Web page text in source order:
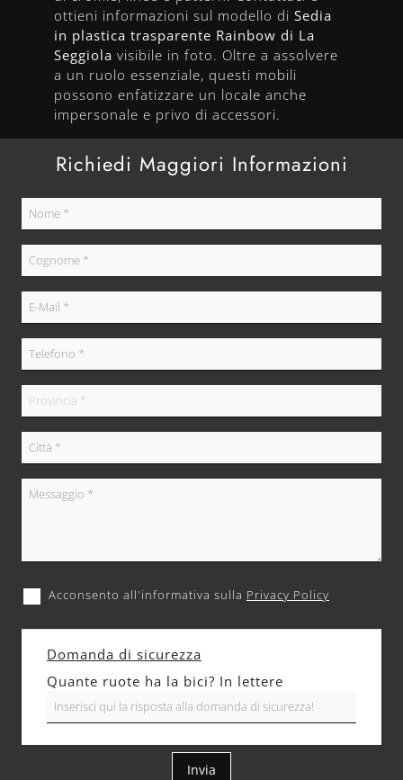
ottieni informazioni sul modello di Sedia
in plastica trasparente Rainbow di La
Seggiola visibile in foto. Oltre a assolvere
a un ruolo essenziale, questi mobili
possono enfatizzare un locale anche
impersonale e privo di accessori.
Richiedi Maggiori Informazioni
Acconsento all'informativa sulla Privacy Policy
Domanda di sicurezza
Quante ruote ha la bici? In lettere
Invia